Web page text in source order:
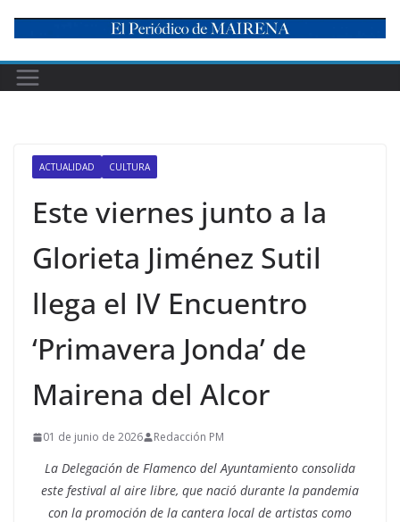
content
ACTUALIDAD CULTURA
Este viernes junto a la
Glorieta Jiménez Sutil
llega el IV Encuentro
‘Primavera Jonda’ de
Mairena del Alcor
01 de junio de 2026 Redacción PM
La Delegación de Flamenco del Ayuntamiento consolida
este festival al aire libre, que nació durante la pandemia
con la promoción de la cantera local de artistas como